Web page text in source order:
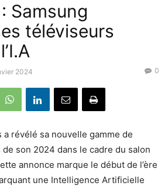
Samsung
téléviseurs
2024 0
a révélé sa nouvelle gamme de
son 2024 dans le cadre du salon
annonce marque le début de l’ère
une Intelligence Artificielle